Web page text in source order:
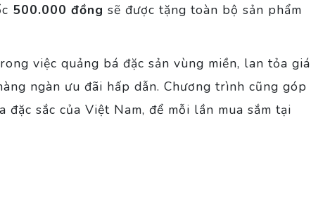
500.000 đồng sẽ được tặng toàn bộ sản phẩm
việc quảng bá đặc sản vùng miền, lan tỏa giá
ngàn ưu đãi hấp dẫn. Chương trình cũng góp
sắc của Việt Nam, để mỗi lần mua sắm tại